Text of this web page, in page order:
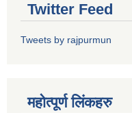
Twitter Feed
Tweets by rajpurmun
महोत्पूर्ण लिंकहरु